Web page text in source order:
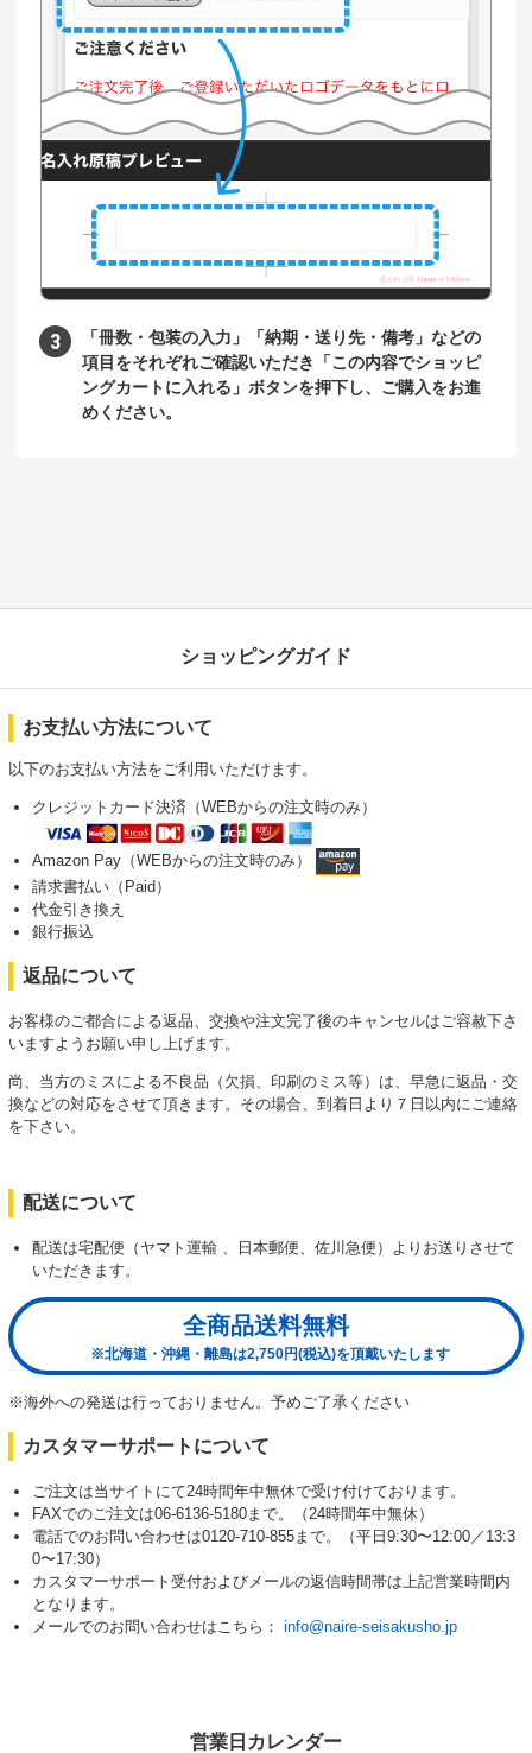
「冊数・包装の入力」「納期・送り先・備考」などの
項目をそれぞれご確認いただき「この内容でショッピ
ングカートに入れる」ボタンを押下し、ご購入をお進
めください。
ショッピングガイド
お支払い方法について
以下のお支払い方法をご利用いただけます。
クレジットカード決済（WEBからの注文時のみ）
Amazon Pay（WEBからの注文時のみ）
請求書払い（Paid）
代金引き換え
銀行振込
返品について
お客様のご都合による返品、交換や注文完了後のキャンセルはご容赦下さ
いますようお願い申し上げます。
尚、当方のミスによる不良品（欠損、印刷のミス等）は、早急に返品・交
換などの対応をさせて頂きます。その場合、到着日より７日以内にご連絡
を下さい。
配送について
配送は宅配便（ヤマト運輸 、日本郵便、佐川急便）よりお送りさせて
いただきます。
全商品送料無料
※北海道・沖縄・離島は2,750円(税込)を頂戴いたします
※海外への発送は行っておりません。予めご了承ください
カスタマーサポートについて
ご注文は当サイトにて24時間年中無休で受け付けております。
FAXでのご注文は06-6136-5180まで。（24時間年中無休）
電話でのお問い合わせは0120-710-855まで。（平日9:30〜12:00／13:3
0〜17:30）
カスタマーサポート受付およびメールの返信時間帯は上記営業時間内
となります。
メールでのお問い合わせはこちら： info@naire-seisakusho.jp
営業日カレンダー